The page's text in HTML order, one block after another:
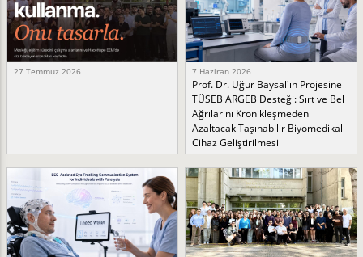
27 Temmuz 2026 7 Haziran 2026
Prof. Dr. Uğur Baysal'ın Projesine
TÜSEB ARGEB Desteği: Sırt ve Bel
Ağrılarını Kronikleşmeden
Azaltacak Taşınabilir Biyomedikal
Cihaz Geliştirilmesi